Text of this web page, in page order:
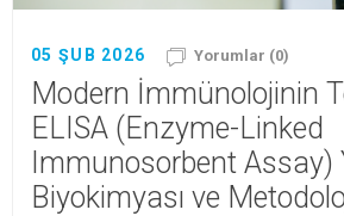
05 ŞUB 2026 Yorumlar (0)
Modern İmmünolojinin
ELISA (Enzyme-Linked
Immunosorbent Assay)
Biyokimyası ve